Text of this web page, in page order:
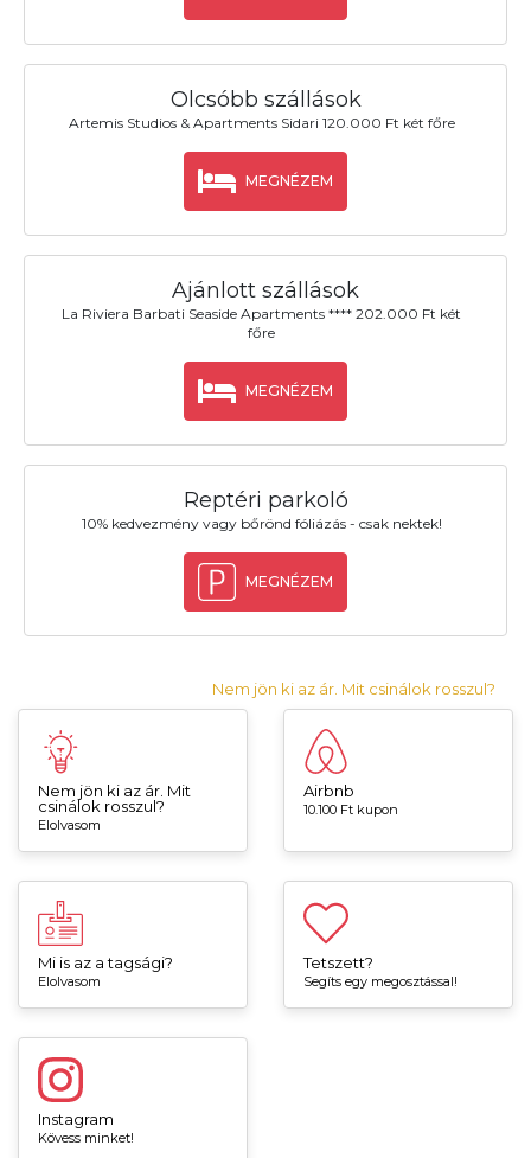
Olcsóbb szállások
Artemis Studios & Apartments Sidari 120.000 Ft két főre
MEGNÉZEM
Ajánlott szállások
La Riviera Barbati Seaside Apartments **** 202.000 Ft két
főre
MEGNÉZEM
Reptéri parkoló
10% kedvezmény vagy bőrönd fóliázás - csak nektek!
MEGNÉZEM
Nem jön ki az ár. Mit csinálok rosszul?
Nem jön ki az ár. Mit
csinálok rosszul?
Elolvasom
Airbnb
10.100 Ft kupon
Mi is az a tagsági?
Elolvasom
Tetszett?
Segíts egy megosztással!
Instagram
Kövess minket!